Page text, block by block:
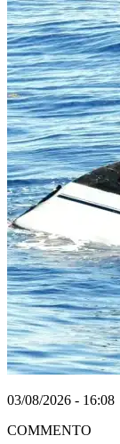
03/08/2026 - 16:08
COMMENTO